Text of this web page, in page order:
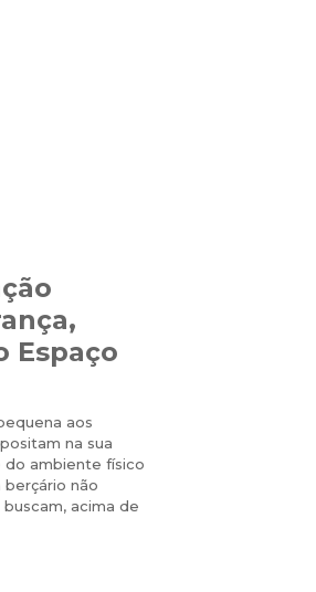
Espaço
aos
na sua
do ambiente físico
berçário não
acima de